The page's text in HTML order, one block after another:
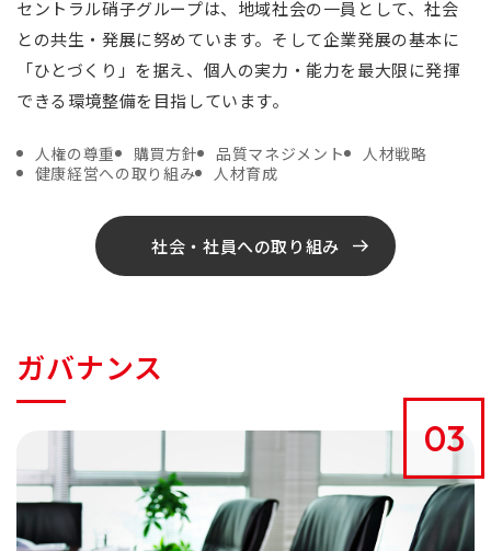
セントラル硝子グループは、地域社会の一員として、社会
との共生・発展に努めています。そして企業発展の基本に
「ひとづくり」を据え、個人の実力・能力を最大限に発揮
できる環境整備を目指しています。
人権の尊重 購買方針 品質マネジメント
人材戦略
健康経営への取り組み
人材育成
社会・社員への取り組み
ガバナンス
03